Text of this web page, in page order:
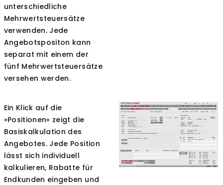
unterschiedliche
Mehrwertsteuersätze
verwenden. Jede
Angebotspositon kann
separat mit einem der
fünf Mehrwertsteuersätze
versehen werden.
Ein Klick auf die
»Positionen« zeigt die
Basiskalkulation des
Angebotes. Jede Position
lässt sich individuell
kalkulieren, Rabatte für
Endkunden eingeben und